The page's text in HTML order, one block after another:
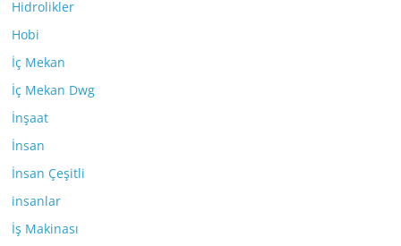
Hidrolikler
Hobi
İç Mekan
İç Mekan Dwg
İnşaat
İnsan
İnsan Çeşitli
insanlar
İş Makinası